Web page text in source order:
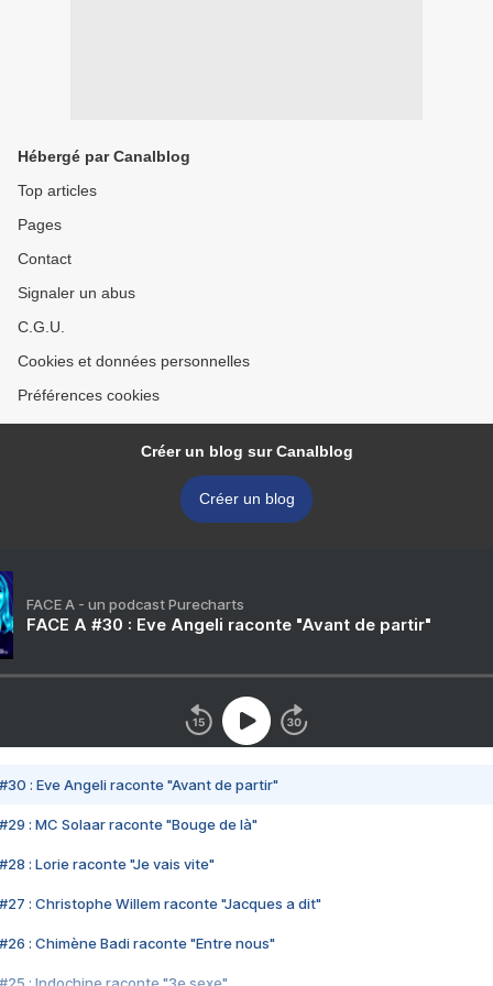
Hébergé par Canalblog
Top articles
Pages
Contact
Signaler un abus
C.G.U.
Cookies et données personnelles
Préférences cookies
Créer un blog sur Canalblog
Créer un blog
FACE A - un podcast Purecharts
FACE A #30 : Eve Angeli raconte "Avant de partir"
#30 : Eve Angeli raconte "Avant de partir"
#29 : MC Solaar raconte "Bouge de là"
#28 : Lorie raconte "Je vais vite"
#27 : Christophe Willem raconte "Jacques a dit"
#26 : Chimène Badi raconte "Entre nous"